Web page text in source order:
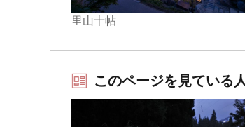
里山十帖
このページを見ている